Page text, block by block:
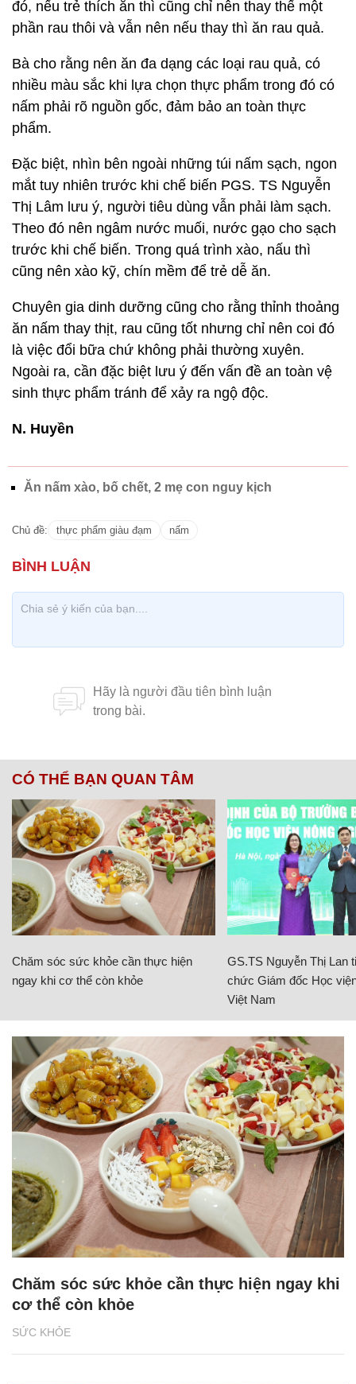
đó, nếu trẻ thích ăn thì cũng chỉ nên thay thế một
phần rau thôi và vẫn nên nếu thay thì ăn rau quả.
Bà cho rằng nên ăn đa dạng các loại rau quả, có
nhiều màu sắc khi lựa chọn thực phẩm trong đó có
nấm phải rõ nguồn gốc, đảm bảo an toàn thực
phẩm.
Đặc biệt, nhìn bên ngoài những túi nấm sạch, ngon
mắt tuy nhiên trước khi chế biến PGS. TS Nguyễn
Thị Lâm lưu ý, người tiêu dùng vẫn phải làm sạch.
Theo đó nên ngâm nước muối, nước gạo cho sạch
trước khi chế biến. Trong quá trình xào, nấu thì
cũng nên xào kỹ, chín mềm để trẻ dễ ăn.
Chuyên gia dinh dưỡng cũng cho rằng thỉnh thoảng
ăn nấm thay thịt, rau cũng tốt nhưng chỉ nên coi đó
là việc đổi bữa chứ không phải thường xuyên.
Ngoài ra, cần đặc biệt lưu ý đến vấn đề an toàn vệ
sinh thực phẩm tránh để xảy ra ngộ độc.
N. Huyền
Ăn nấm xào, bố chết, 2 mẹ con nguy kịch
Chủ đề: thực phẩm giàu đạm nấm
CÓ THỂ BẠN QUAN TÂM
Chăm sóc sức khỏe cần thực hiện
ngay khi cơ thể còn khỏe
GS.TS Nguyễn Thị Lan
chức Giám đốc Học
Việt Nam
SỨC KHỎE
Chăm sóc sức khỏe cần thực hiện ngay khi
cơ thể còn khỏe